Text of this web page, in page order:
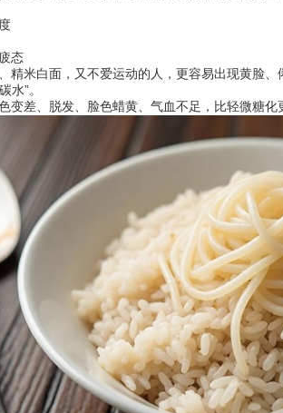
态
米白面，又不爱运动的人，更容易出现黄脸、
”。
差、脱发、脸色蜡黄、气血不足，比轻微糖化